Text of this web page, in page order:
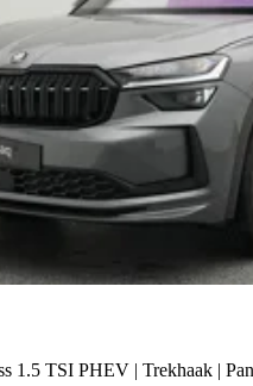
1.5 TSI PHEV | Trekhaak |